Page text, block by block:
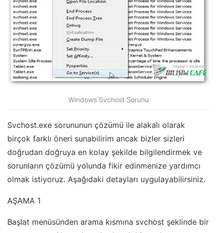
Windows Svchost Sorunu
Svchost.exe sorununun çözümü ile alakalı olarak
birçok farklı öneri sunabilirim ancak bizler sizleri
doğrudan doğruya en kolay şekilde bilgilendirmek ve
sorunların çözümü yolunda fikir edinmenize yardımcı
olmak istiyoruz. Aşağıdaki detayları uygulayabilirsiniz.
AŞAMA 1
Başlat menüsünden arama kısmına svchost şeklinde bir